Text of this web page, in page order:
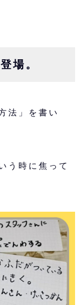
場。
法」を書い
う時に焦って